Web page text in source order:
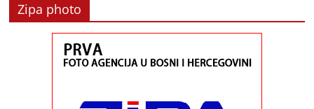
Zipa photo